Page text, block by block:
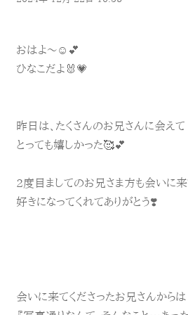
おはよ〜☺️💕
ひなこだよ🐰💗
昨日は、たくさんのお兄さんに会えて
とっても嬉しかった🥰💕
2度目ましてのお兄さま方も会いに
好きになってくれてありがとう❣️
会いに来てくださったお兄さんからは